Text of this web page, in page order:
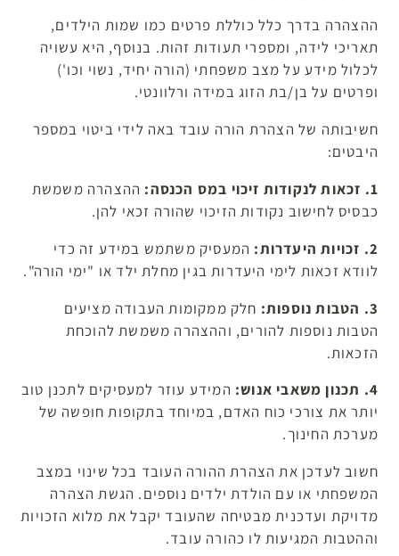
ההצהרה בדרך כלל כוללת פרטים כמו שמות הילדים,
תאריכי לידה, ומספרי תעודות זהות. בנוסף, היא עשויה
לכלול מידע על מצב משפחתי (הורה יחיד, נשוי וכו')
ופרטים על בן/בת הזוג במידה ורלוונטי.
חשיבותה של הצהרת הורה עובד באה לידי ביטוי במספר
היבטים:
1. זכאות לנקודות זיכוי במס הכנסה:
ההצהרה משמשת
כבסיס לחישוב נקודות הזיכוי שהורה זכאי להן.
2. זכויות היעדרות:
המעסיק משתמש במידע זה כדי
לוודא זכאות לימי היעדרות בגין מחלת ילד או "ימי הורה".
3. הטבות נוספות:
חלק ממקומות העבודה מציעים
הטבות נוספות להורים, וההצהרה משמשת להוכחת
הזכאות.
4. תכנון משאבי אנוש:
המידע עוזר למעסיקים לתכנן טוב
יותר את צורכי כוח האדם, במיוחד בתקופות חופשה של
מערכת החינוך.
חשוב לעדכן את הצהרת ההורה העובד בכל שינוי במצב
המשפחתי או עם הולדת ילדים נוספים. הגשת הצהרה
מדויקת ועדכנית מבטיחה שהעובד יקבל את מלוא הזכויות
וההטבות המגיעות לו כהורה עובד.